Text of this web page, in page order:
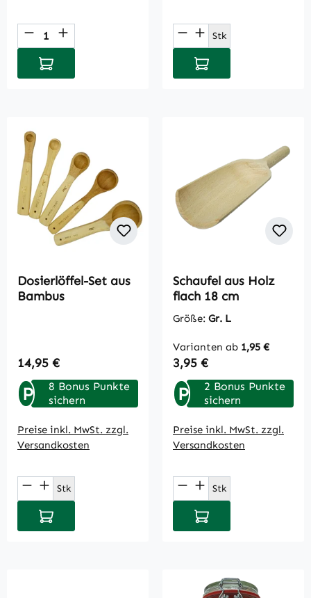
Produkt Anzahl: Gib den gewünschten
In den Warenkorb
Produkt Anzahl:
Stk
In den Warenkorb
Dosierlöffel-Set aus
Bambus
Regulärer Preis:
14,95 €
P
8 Bonus Punkte
sichern
Preise inkl. MwSt. zzgl.
Versandkosten
Produkt Anzahl: Gib den gewünschten
Stk
In den Warenkorb
Schaufel aus Holz
flach 18 cm
Größe: Gr. L
Varianten ab 1,95 €
Regulärer Preis:
3,95 €
P
2 Bonus Punkte
sichern
Preise inkl. MwSt. zzgl.
Versandkosten
Produkt Anzahl:
Stk
In den Warenkorb